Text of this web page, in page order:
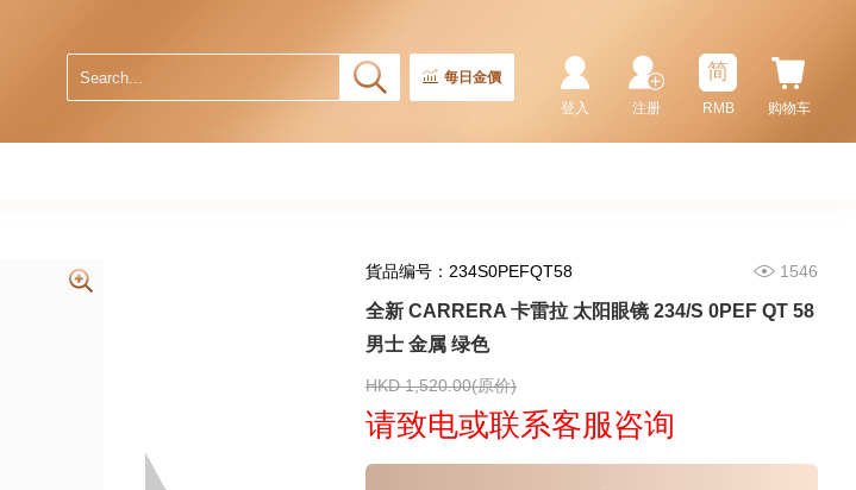
每日金價
购物车
简
RMB
注册
登入
貨品编号：234S0PEFQT58 1546
全新 CARRERA 卡雷拉 太阳眼镜 234/S 0PEF QT 58
男士 金属 绿色
HKD 1,520.00(原价)
请致电或联系客服咨询